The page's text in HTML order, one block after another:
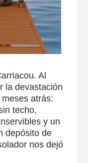
Al
la devastación
atrás:
techo,
y un
depósito de
nos dejó